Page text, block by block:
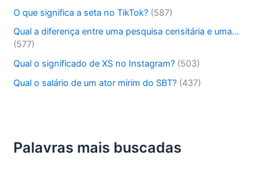
O que significa a seta no TikTok? (587)
Qual a diferença entre uma pesquisa censitária e uma…
(577)
Qual o significado de XS no Instagram? (503)
Qual o salário de um ator mirim do SBT? (437)
Palavras mais buscadas